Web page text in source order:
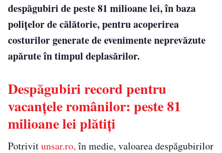
despăgubiri de peste 81 milioane lei, în baza
polițelor de călătorie, pentru acoperirea
costurilor generate de evenimente neprevăzute
apărute în timpul deplasărilor.
Despăgubiri record pentru
vacanțele românilor: peste 81
milioane lei plătiți
Potrivitunsar.ro,în medie, valoarea despăgubirilor